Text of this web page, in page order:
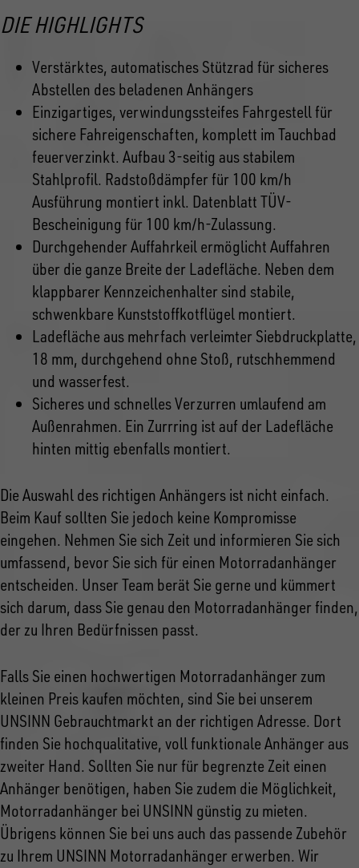
DIE HIGHLIGHTS
Verstärktes, automatisches Stützrad für sicheres
Abstellen des beladenen Anhängers
Einzigartiges, verwindungssteifes Fahrgestell für
sichere Fahreigenschaften, komplett im Tauchbad
feuerverzinkt. Aufbau 3-seitig aus stabilem
Stahlprofil. Radstoßdämpfer für 100 km/h
Ausführung montiert inkl. Datenblatt TÜV-
Bescheinigung für 100 km/h-Zulassung.
Durchgehender Auffahrkeil ermöglicht Auffahren
über die ganze Breite der Ladefläche. Neben dem
klappbarer Kennzeichenhalter sind stabile,
schwenkbare Kunststoffkotflügel montiert.
Ladefläche aus mehrfach verleimter Siebdruckplatte,
18 mm, durchgehend ohne Stoß, rutschhemmend
und wasserfest.
Sicheres und schnelles Verzurren umlaufend am
Außenrahmen. Ein Zurrring ist auf der Ladefläche
hinten mittig ebenfalls montiert.
Die Auswahl des richtigen Anhängers ist nicht einfach.
Beim Kauf sollten Sie jedoch keine Kompromisse
eingehen. Nehmen Sie sich Zeit und informieren Sie sich
umfassend, bevor Sie sich für einen Motorradanhänger
entscheiden. Unser Team berät Sie gerne und kümmert
sich darum, dass Sie genau den Motorradanhänger finden,
der zu Ihren Bedürfnissen passt.
Falls Sie einen hochwertigen Motorradanhänger zum
kleinen Preis kaufen möchten, sind Sie bei unserem
UNSINN Gebrauchtmarkt an der richtigen Adresse. Dort
finden Sie hochqualitative, voll funktionale Anhänger aus
zweiter Hand. Sollten Sie nur für begrenzte Zeit einen
Anhänger benötigen, haben Sie zudem die Möglichkeit,
Motorradanhänger bei UNSINN günstig zu mieten.
Übrigens können Sie bei uns auch das passende Zubehör
zu Ihrem UNSINN Motorradanhänger erwerben. Wir